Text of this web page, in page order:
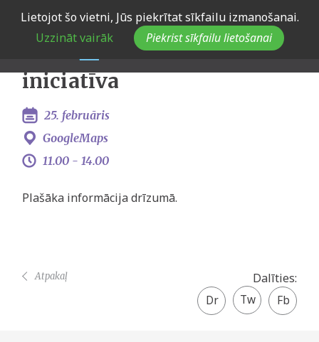
Lietojot šo vietni, Jūs piekrītat sīkfailu izmanošanai.
Uzzināt vairāk
Piekrist sīkfailu lietošanai
Eiropas Jaunatnes dialoga
Kurzemes vēstnieku
iniciatīva
GoogleMaps
25. februāris
11.00 - 14.00
Plašāka informācija drīzumā.
Dalīties:
Facebook
share
Twitter
Atpakaļ